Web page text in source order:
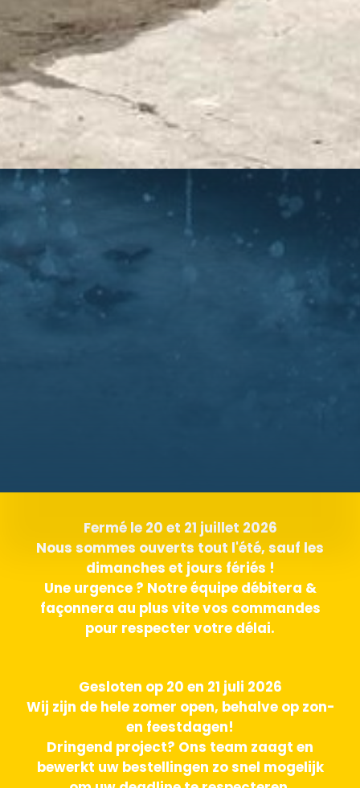
Fermé le 20 et 21 juillet 2026
Nous sommes ouverts tout l'été, sauf les
dimanches et jours fériés !
Une urgence ? Notre équipe débitera &
façonnera au plus vite vos commandes
pour respecter votre délai.
Gesloten op 20 en 21 juli 2026
Wij zijn de hele zomer open, behalve op zon-
en feestdagen!
Dringend project? Ons team zaagt en
bewerkt uw bestellingen zo snel mogelijk